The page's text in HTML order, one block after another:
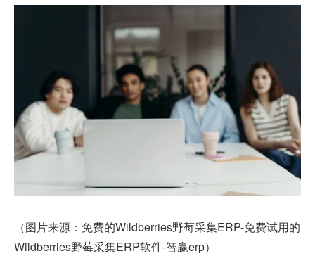
（图片来源：免费的Wildberries野莓采集ERP-免费试用的
Wildberries野莓采集ERP软件-智赢erp）